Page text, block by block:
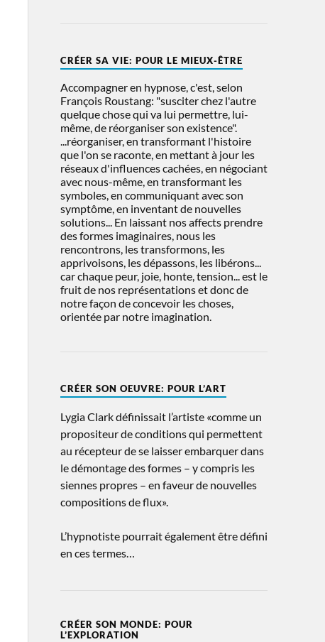
CRÉER SA VIE: POUR LE MIEUX-ÊTRE
Accompagner en hypnose, c'est, selon
François Roustang: "susciter chez l'autre
quelque chose qui va lui permettre, lui-
même, de réorganiser son existence".
...réorganiser, en transformant l'histoire
que l'on se raconte, en mettant à jour les
réseaux d'influences cachées, en négociant
avec nous-même, en transformant les
symboles, en communiquant avec son
symptôme, en inventant de nouvelles
solutions... En laissant nos affects prendre
des formes imaginaires, nous les
rencontrons, les transformons, les
apprivoisons, les dépassons, les libérons...
car chaque peur, joie, honte, tension... est le
fruit de nos représentations et donc de
notre façon de concevoir les choses,
orientée par notre imagination.
CRÉER SON OEUVRE: POUR L’ART
Lygia Clark définissait l’artiste «comme un
propositeur de conditions qui permettent
au récepteur de se laisser embarquer dans
le démontage des formes – y compris les
siennes propres – en faveur de nouvelles
compositions de flux».
L’hypnotiste pourrait également être défini
en ces termes…
CRÉER SON MONDE: POUR
L’EXPLORATION